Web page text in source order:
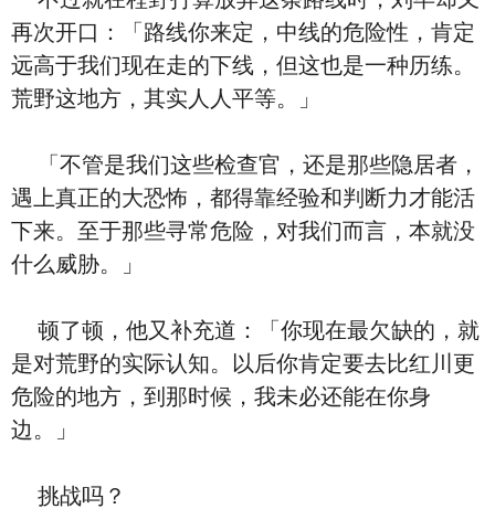
再次开口：「路线你来定，中线的危险性，肯定
远高于我们现在走的下线，但这也是一种历练。
荒野这地方，其实人人平等。」
「不管是我们这些检查官，还是那些隐居者，
遇上真正的大恐怖，都得靠经验和判断力才能活
下来。至于那些寻常危险，对我们而言，本就没
什么威胁。」
顿了顿，他又补充道：「你现在最欠缺的，就
是对荒野的实际认知。以后你肯定要去比红川更
危险的地方，到那时候，我未必还能在你身
边。」
挑战吗？